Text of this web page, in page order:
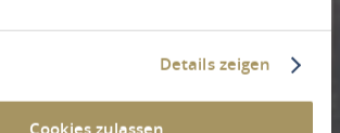
Details zeigen
Cookies zulassen